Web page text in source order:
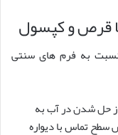
قرص و کپسول
نسبت به فرم های سنتی
حل شدن در آب به
تماس با دیواره